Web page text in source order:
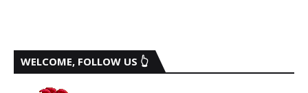
WELCOME, FOLLOW US 👆